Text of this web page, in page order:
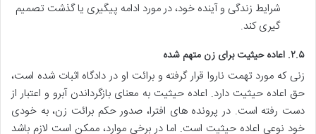
شرایط زندگی و آینده خود، در مورد ادامه پیگیری یا گذشت تصمیم
گیری کند.
۲.۵. اعاده حیثیت برای زن متهم شده
زنی که مورد تهمت ناروا قرار گرفته و برائت او در دادگاه اثبات شده است،
حق اعاده حیثیت دارد. اعاده حیثیت به معنای بازگرداندن آبرو و اعتبار از
دست رفته است. در پرونده های افترا، صدور حکم برائت زن، به خودی
خود نوعی اعاده حیثیت است. اما در برخی موارد، ممکن است لازم باشد